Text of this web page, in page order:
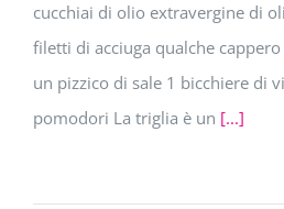
cucchiai di olio extravergine di
filetti di acciuga qualche
un pizzico di sale 1 bicchiere di
pomodori La triglia è un [...]